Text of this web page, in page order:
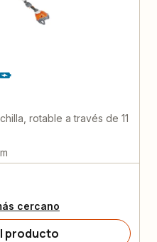
rotable a través de 11
cercano
producto